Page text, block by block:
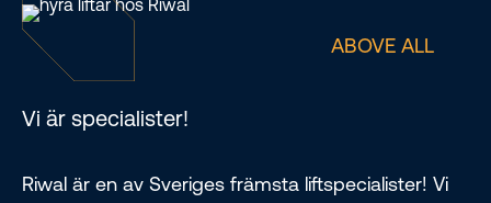
ABOVE ALL
Vi är specialister!
Riwal är en av Sveriges främsta liftspecialister! Vi